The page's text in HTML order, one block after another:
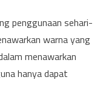
penggunaan sehari-
warna yang
menawarkan
hanya dapat